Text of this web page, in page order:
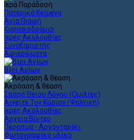
Ιερά Παράδοση
Πατερικά Κείμενα
Αγία Γραφή
Κυριακοδρόμιο
Ιερές Ακολουθίες
Συναξαριστής
Αφιερώματα
Βίοι Αγίων
Ακρόαση & θέαση
Σπορά Θείου Λόγου (Ομιλίες)
Αινείτε Τον Κύριον (Ψαλτική)
Ιερές Ακολουθίες
Αρχεία Βίντεο
Πέρασμα - Αρχονταρίκι
Φωτογραφικό υλικό